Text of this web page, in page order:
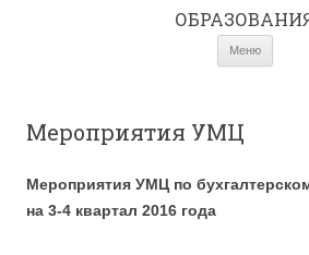
Меню
Мероприятия УМЦ
Мероприятия УМЦ по
на 3-4 квартал 2016 года